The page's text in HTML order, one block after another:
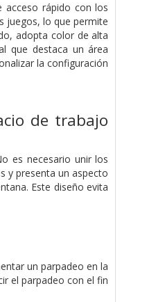
acceso rápido con los
juegos, lo que permite
adopta color de alta
que destaca un área
la configuración
de trabajo
es necesario unir los
y presenta un aspecto
Este diseño evita
un parpadeo en la
el parpadeo con el fin